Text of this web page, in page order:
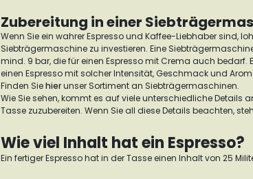
Zubereitung in einer
Wenn Sie ein wahrer Espresso und Kaffee-Liebhaber sind,
Siebträgermaschine zu investieren. Eine
mind. 9 bar, die für einen Espresso mit Crema auch
einen Espresso mit solcher Intensität, Geschmack und
Finden Siehierunser Sortiment an Siebträgermaschinen.
Wie Sie sehen, kommt es auf viele unterschiedliche Details
Tasse zuzubereiten. Wenn Sie all diese Details beachten,
Wie viel Inhalt hat ein Espresso?
Ein fertiger Espresso hat in der Tasse einen Inhalt von 25